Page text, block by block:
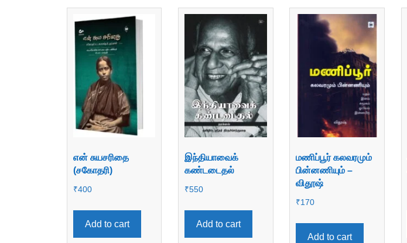
என் சுயசரிதை
(சகோதரி)
₹400
Add to cart
இந்தியாவைக்
கண்டடைதல்
₹550
Add to cart
மணிப்பூர் கலவரமும்
பின்னணியும் –
விதூஷ்
₹170
Add to cart